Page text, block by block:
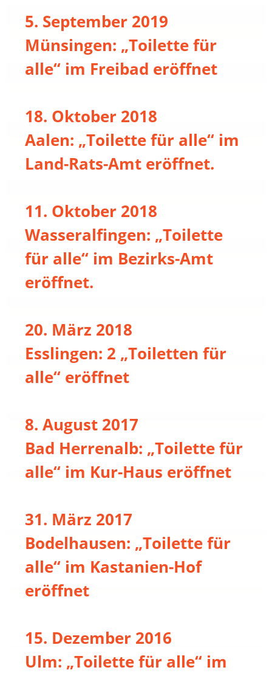
5. September 2019
Münsingen: „Toilette für
alle“ im Freibad eröffnet
18. Oktober 2018
Aalen: „Toilette für alle“ im
Land-Rats-Amt eröffnet.
11. Oktober 2018
Wasseralfingen: „Toilette
für alle“ im Bezirks-Amt
eröffnet.
20. März 2018
Esslingen: 2 „Toiletten für
alle“ eröffnet
8. August 2017
Bad Herrenalb: „Toilette für
alle“ im Kur-Haus eröffnet
31. März 2017
Bodelhausen: „Toilette für
alle“ im Kastanien-Hof
eröffnet
15. Dezember 2016
Ulm: „Toilette für alle“ im